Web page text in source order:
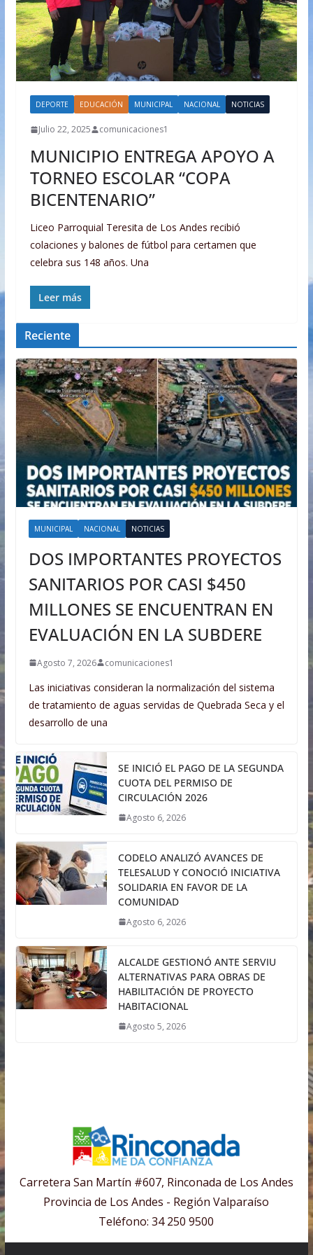
DEPORTE EDUCACIÓN MUNICIPAL NACIONAL NOTICIAS
Julio 22, 2025 comunicaciones1
MUNICIPIO ENTREGA APOYO A
TORNEO ESCOLAR “COPA
BICENTENARIO”
Liceo Parroquial Teresita de Los Andes recibió
colaciones y balones de fútbol para certamen que
celebra sus 148 años. Una
Leer más
Reciente
MUNICIPAL NACIONAL NOTICIAS
DOS IMPORTANTES PROYECTOS
SANITARIOS POR CASI $450
MILLONES SE ENCUENTRAN EN
EVALUACIÓN EN LA SUBDERE
Agosto 7, 2026 comunicaciones1
Las iniciativas consideran la normalización del sistema
de tratamiento de aguas servidas de Quebrada Seca y el
desarrollo de una
SE INICIÓ EL PAGO DE LA SEGUNDA
CUOTA DEL PERMISO DE
CIRCULACIÓN 2026
Agosto 6, 2026
CODELO ANALIZÓ AVANCES DE
TELESALUD Y CONOCIÓ INICIATIVA
SOLIDARIA EN FAVOR DE LA
COMUNIDAD
Agosto 6, 2026
ALCALDE GESTIONÓ ANTE SERVIU
ALTERNATIVAS PARA OBRAS DE
HABILITACIÓN DE PROYECTO
HABITACIONAL
Agosto 5, 2026
Carretera San Martín #607, Rinconada de Los Andes
Provincia de Los Andes - Región Valparaíso
Teléfono: 34 250 9500